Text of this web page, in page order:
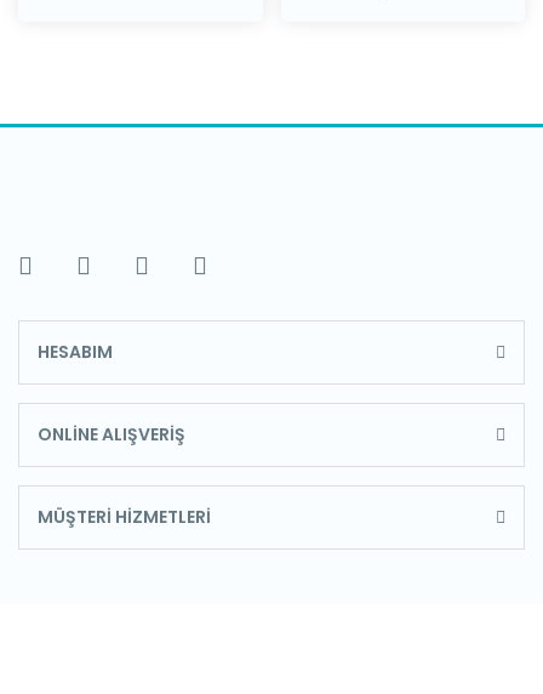
HESABIM
ONLİNE ALIŞVERİŞ
MÜŞTERİ HİZMETLERİ